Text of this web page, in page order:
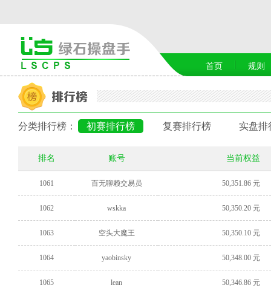
首页 规则
分类排行榜： 初赛排行榜 复赛排行榜 实盘排
排名 账号 当前权益
1061 百无聊赖交易员 50,351.86 元
1062 wskka 50,350.20 元
1063 空头大魔王 50,350.10 元
1064 yaobinsky 50,348.00 元
1065 lean 50,346.86 元